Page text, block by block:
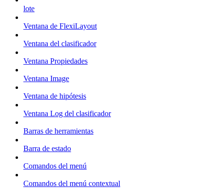
lote
Ventana de FlexiLayout
Ventana del clasificador
Ventana Propiedades
Ventana Image
Ventana de hipótesis
Ventana Log del clasificador
Barras de herramientas
Barra de estado
Comandos del menú
Comandos del menú contextual